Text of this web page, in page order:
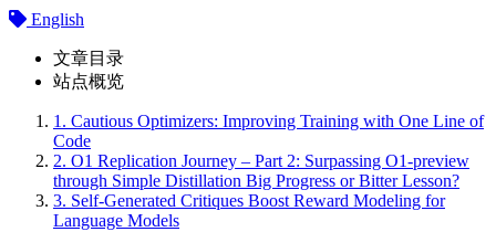
English
文章目录
站点概览
1. Cautious Optimizers: Improving Training with One Line of
Code
2. O1 Replication Journey – Part 2: Surpassing O1-preview
through Simple Distillation Big Progress or Bitter Lesson?
3. Self-Generated Critiques Boost Reward Modeling for
Language Models